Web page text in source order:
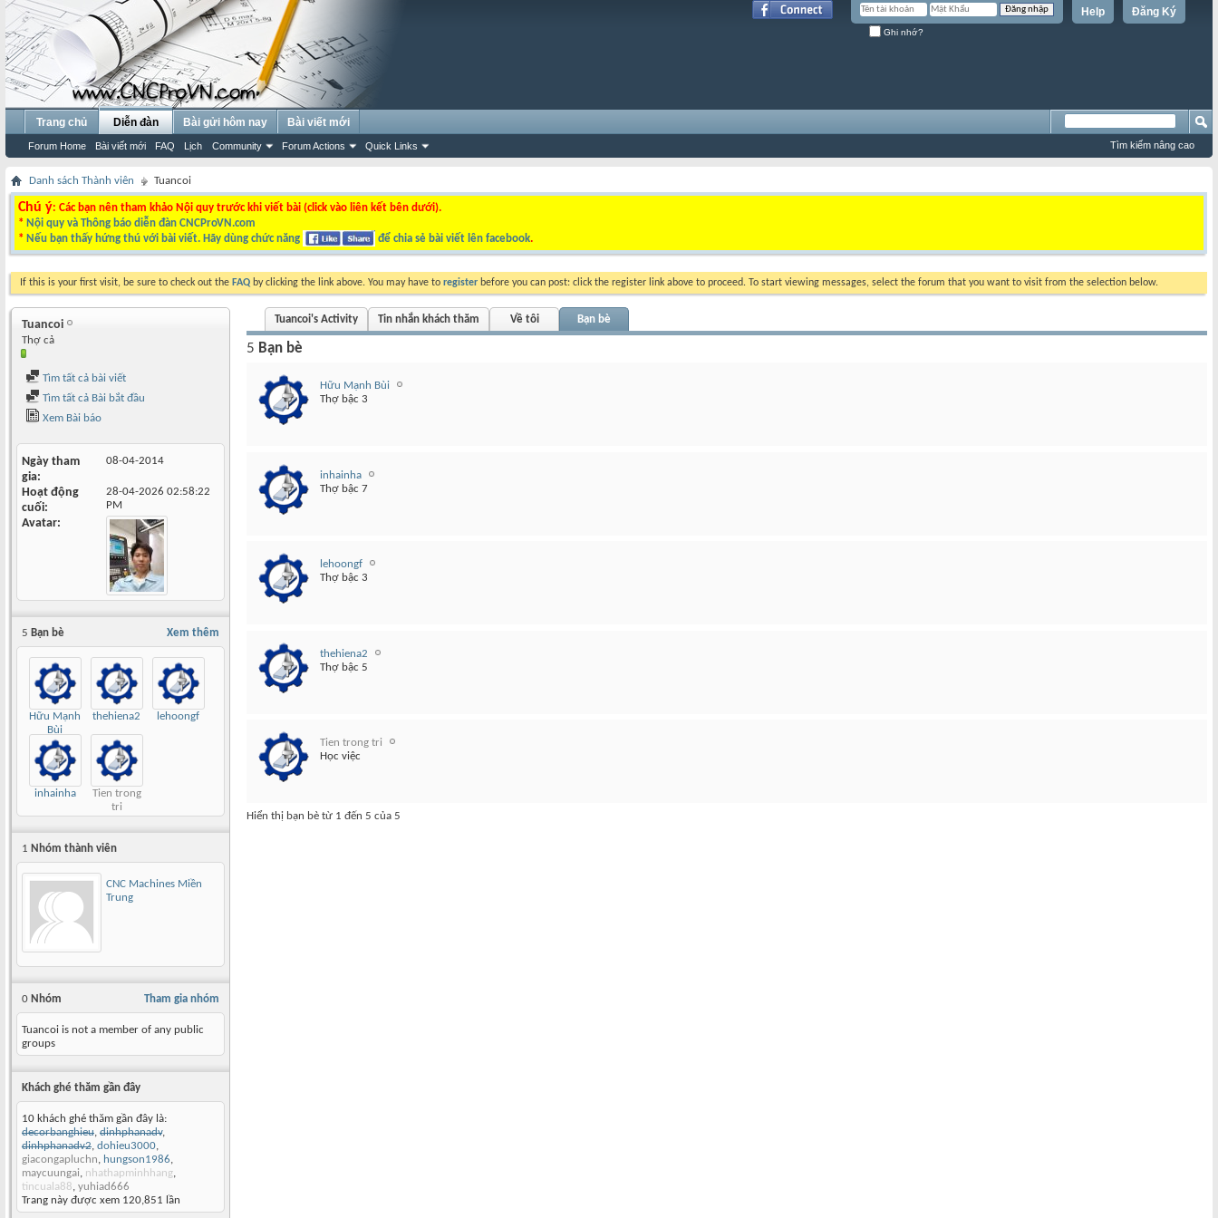
Đăng Ký
Help
Ghi nhớ?
Trang chủ Diễn đàn
Forum Home Bài viết mới FAQ Lịch Community Forum Actions Quick Links
Bài gửi hôm nay Bài viết mới
Tìm kiếm nâng cao
Danh sách Thành viên Tuancoi
Chú ý: Các bạn nên tham khảo Nội quy trước khi viết bài (click vào liên kết bên dưới).
* Nội quy và Thông báo diễn đàn CNCProVN.com
* Nếu bạn thấy hứng thú với bài viết. Hãy dùng chức năng để chia sẻ bài viết lên facebook.
If this is your first visit, be sure to check out the FAQ by clicking the link above. You may have to register before you can post: click the register link above to proceed. To start viewing messages, select the forum that you want to visit from the selection below.
Tuancoi
Thợ cả
Tìm tất cả bài viết
Tìm tất cả Bài bắt đầu
Xem Bài báo
Ngày tham
gia
08-04-2014
Hoạt động
cuối
28-04-2026 02:58:22
PM
Avatar
Xem thêm
5 Bạn bè
Hữu Mạnh
Bùi
thehiena2 lehoongf
inhainha
Tien trong
tri
1 Nhóm thành viên
CNC Machines Miền
Trung
Tham gia nhóm
0 Nhóm
Tuancoi is not a member of any public
groups
Khách ghé thăm gần đây
10 khách ghé thăm gần đây là:
decorbanghieu, dinhphanadv,
dinhphanadv2, dohieu3000,
giacongapluchn, hungson1986,
maycuungai, nhathapminhhang,
tincuala88, yuhiad666
Trang này được xem 120,851 lần
Tuancoi's Activity Tin nhắn khách thăm Về tôi Bạn bè
5 Bạn bè
Hữu Mạnh Bùi
Thợ bậc 3
inhainha
Thợ bậc 7
lehoongf
Thợ bậc 3
thehiena2
Thợ bậc 5
Tien trong tri
Học việc
Hiển thị bạn bè từ 1 đến 5 của 5